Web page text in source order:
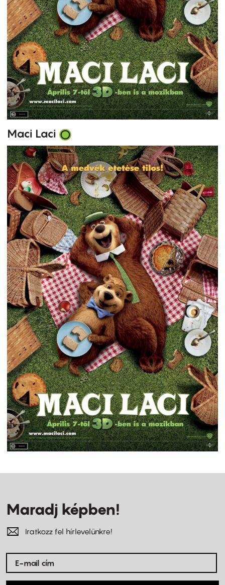
Maci Laci
Maradj képben!
Iratkozz fel hírlevelünkre!